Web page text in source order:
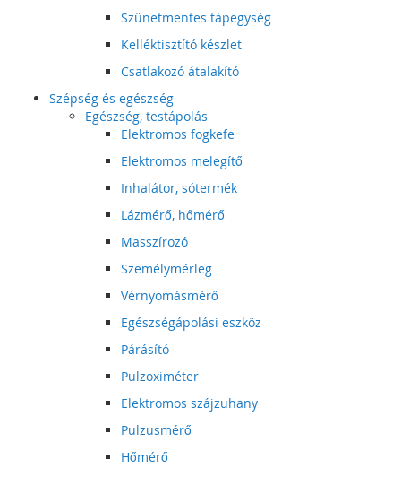
Szünetmentes tápegység
Kelléktisztító készlet
Csatlakozó átalakító
Szépség és egészség
Egészség, testápolás
Elektromos fogkefe
Elektromos melegítő
Inhalátor, sótermék
Lázmérő, hőmérő
Masszírozó
Személymérleg
Vérnyomásmérő
Egészségápolási eszköz
Párásító
Pulzoximéter
Elektromos szájzuhany
Pulzusmérő
Hőmérő